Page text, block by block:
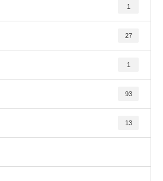
1
27
1
93
13